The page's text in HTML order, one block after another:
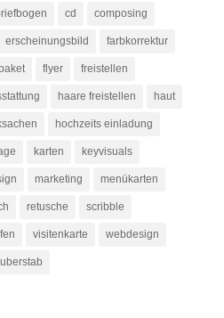
cd composing
erscheinungsbild farbkorrektur
flyer freistellen
haare freistellen haut
hochzeits einladung
karten keyvisuals
marketing menükarten
retusche scribble
visitenkarte webdesign